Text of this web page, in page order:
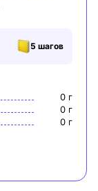
5 шагов
0 г
0 г
0 г